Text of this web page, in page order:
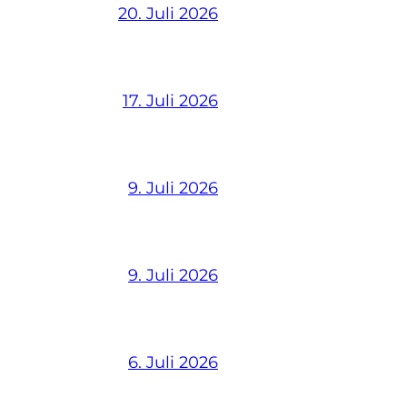
20. Juli 2026
17. Juli 2026
9. Juli 2026
9. Juli 2026
6. Juli 2026